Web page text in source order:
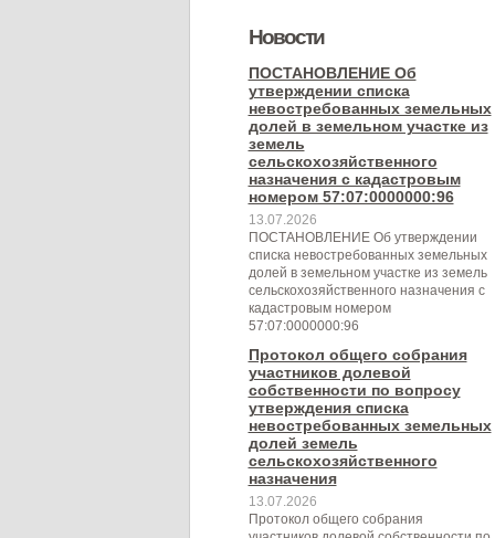
Новости
ПОСТАНОВЛЕНИЕ Об
утверждении списка
невостребованных земельных
долей в земельном участке из
земель
сельскохозяйственного
назначения с кадастровым
номером 57:07:0000000:96
13.07.2026
ПОСТАНОВЛЕНИЕ Об утверждении
списка невостребованных земельных
долей в земельном участке из земель
сельскохозяйственного назначения с
кадастровым номером
57:07:0000000:96
Протокол общего собрания
участников долевой
собственности по вопросу
утверждения списка
невостребованных земельных
долей земель
сельскохозяйственного
назначения
13.07.2026
Протокол общего собрания